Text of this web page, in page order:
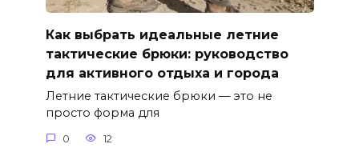
Как выбрать идеальные летние
тактические брюки: руководство
для активного отдыха и города
Летние тактические брюки — это не
просто форма для
0 12